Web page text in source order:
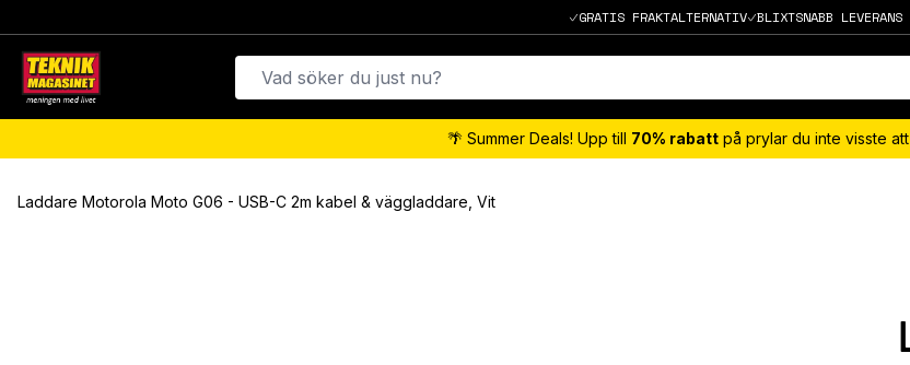
GRATIS FRAKTALTERNATIV BLIXTSNABB LEVERANS
🌴 Summer Deals! Upp till 70% rabatt på prylar du inte visste
Laddare Motorola Moto G06 - USB-C 2m kabel & väggladdare, Vit